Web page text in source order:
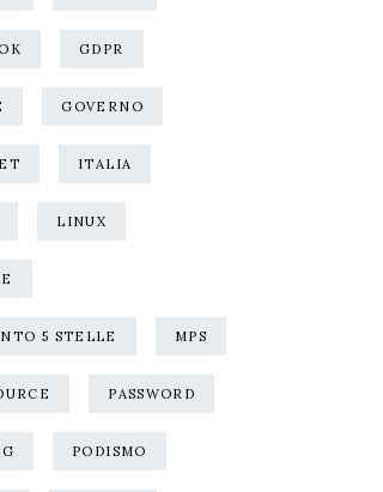
GDPR
GOVERNO
ITALIA
LINUX
5 STELLE MPS
PASSWORD
PODISMO